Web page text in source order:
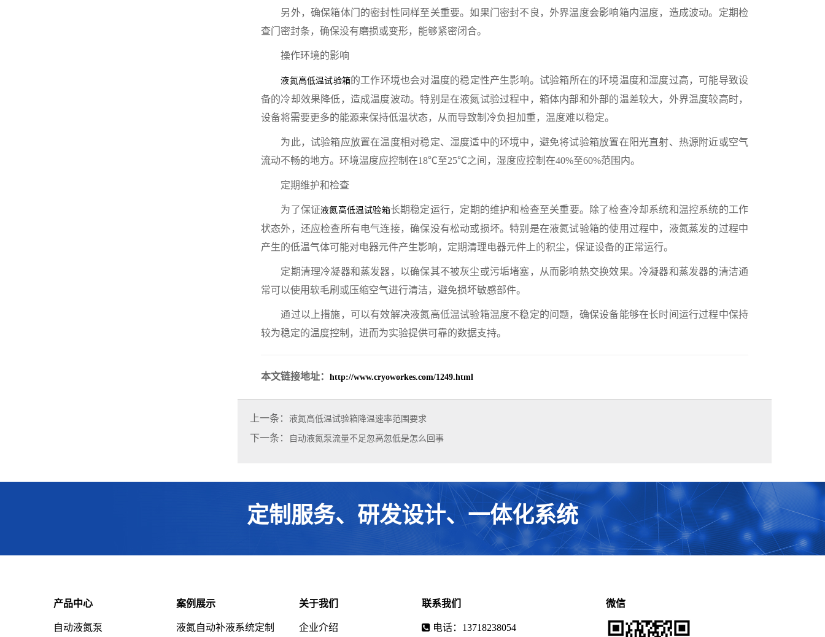
另外，确保箱体门的密封性同样至关重要。如果门密封不良，外界温度会影响箱内温度，造成波动。定期检
查门密封条，确保没有磨损或变形，能够紧密闭合。
操作环境的影响
液氮高低温试验箱的工作环境也会对温度的稳定性产生影响。试验箱所在的环境温度和湿度过高，可能导致设
备的冷却效果降低，造成温度波动。特别是在液氮试验过程中，箱体内部和外部的温差较大，外界温度较高时，
设备将需要更多的能源来保持低温状态，从而导致制冷负担加重，温度难以稳定。
为此，试验箱应放置在温度相对稳定、湿度适中的环境中，避免将试验箱放置在阳光直射、热源附近或空气
流动不畅的地方。环境温度应控制在18℃至25℃之间，湿度应控制在40%至60%范围内。
定期维护和检查
为了保证液氮高低温试验箱长期稳定运行，定期的维护和检查至关重要。除了检查冷却系统和温控系统的工作
状态外，还应检查所有电气连接，确保没有松动或损坏。特别是在液氮试验箱的使用过程中，液氮蒸发的过程中
产生的低温气体可能对电器元件产生影响，定期清理电器元件上的积尘，保证设备的正常运行。
定期清理冷凝器和蒸发器，以确保其不被灰尘或污垢堵塞，从而影响热交换效果。冷凝器和蒸发器的清洁通
常可以使用软毛刷或压缩空气进行清洁，避免损坏敏感部件。
通过以上措施，可以有效解决液氮高低温试验箱温度不稳定的问题，确保设备能够在长时间运行过程中保持
较为稳定的温度控制，进而为实验提供可靠的数据支持。
本文链接地址： http://www.cryoworkes.com/1249.html
上一条： 液氮高低温试验箱降温速率范围要求
下一条： 自动液氮泵流量不足忽高忽低是怎么回事
定制服务、研发设计、一体化系统
产品中心
自动液氮泵
案例展示
液氮自动补液系统定制
关于我们
企业介绍
联系我们
电话：13718238054
微信